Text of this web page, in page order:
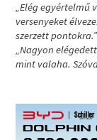
„Elég egyértelmű
versenyeket
szerzett pontokra.”
„Nagyon
mint valaha.